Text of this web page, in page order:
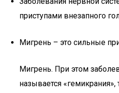
приступами внезапного
Мигрень – это сильные
Мигрень. При этом
называется